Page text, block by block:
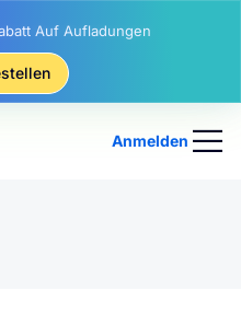
Statische IP-Käufe
Rotierende IP Einkäufe
Anmelden